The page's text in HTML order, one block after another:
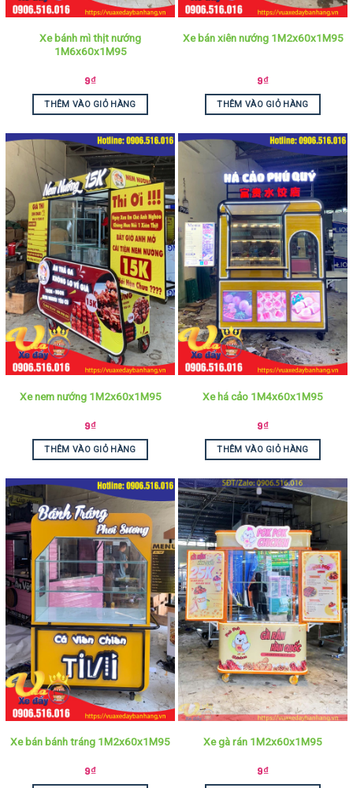
Xe bánh mì thịt nướng
1M6x60x1M95
9₫
THÊM VÀO GIỎ HÀNG
Xe bán xiên nướng 1M2x60x1M95
9₫
THÊM VÀO GIỎ HÀNG
Xe nem nướng 1M2x60x1M95
9₫
THÊM VÀO GIỎ HÀNG
Xe há cảo 1M4x60x1M95
9₫
THÊM VÀO GIỎ HÀNG
Xe bán bánh tráng 1M2x60x1M95
9₫
Xe gà rán 1M2x60x1M95
9₫